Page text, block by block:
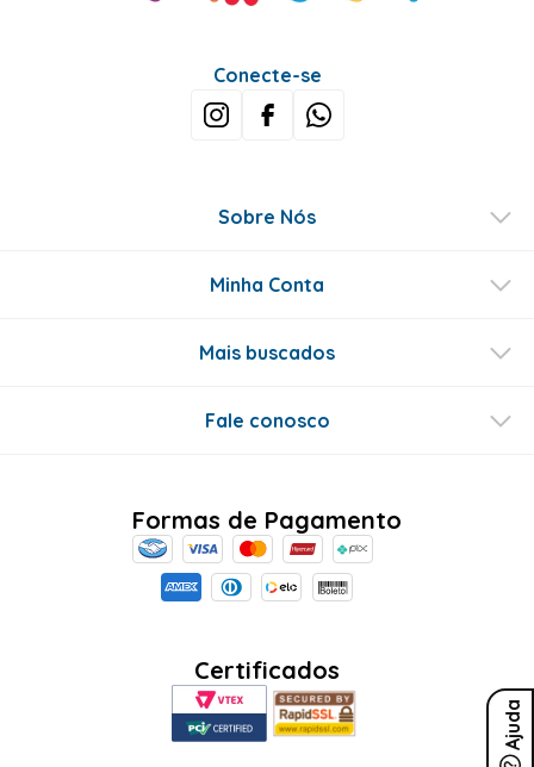
Ajuda
Conecte-se
Sobre Nós
Minha Conta
Mais buscados
Fale conosco
Formas de Pagamento
Certificados